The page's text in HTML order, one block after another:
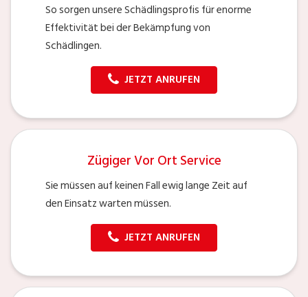
So sorgen unsere Schädlingsprofis für enorme
Effektivität bei der Bekämpfung von
Schädlingen.
JETZT ANRUFEN
Zügiger Vor Ort Service
Sie müssen auf keinen Fall ewig lange Zeit auf
den Einsatz warten müssen.
JETZT ANRUFEN